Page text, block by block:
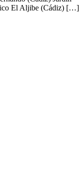
El Aljibe (Cádiz) […]